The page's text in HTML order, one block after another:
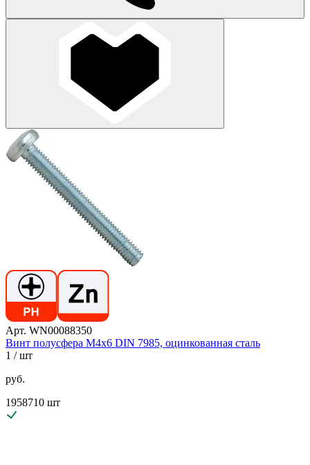
Арт. WN00088350
Винт полусфера М4х6 DIN 7985, оцинкованная сталь
1 / шт
руб.
1958710 шт